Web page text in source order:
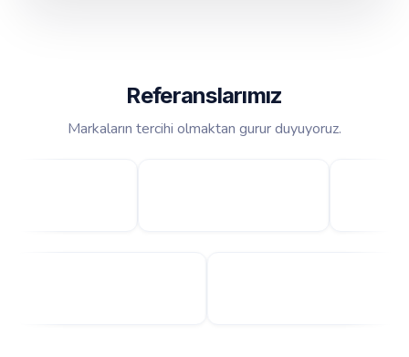
Referanslarımız
Markaların tercihi olmaktan gurur duyuyoruz.